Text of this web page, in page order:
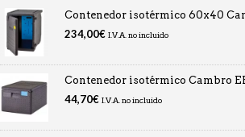
Contenedor isotérmico 60x40
234,00€ I.V.A. no incluido
Contenedor isotérmico Cambro
44,70€ I.V.A. no incluido